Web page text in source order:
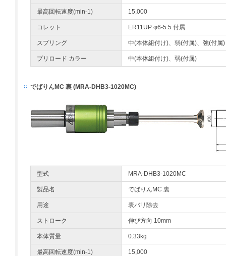
最高回転速度(min-1) 15,000
コレット ER11UP φ6-5.5 付属
スプリング 中(本体組付け)、弱(付属)、強(付属)
プリロード カラー 中(本体組付け)、弱(付属)
でばりんMC 裏 (MRA-DHB3-1020MC)
型式 MRA-DHB3-1020MC
製品名 でばりんMC 裏
用途 表バリ除去
ストローク 伸び方向 10mm
本体質量 0.33kg
最高回転速度(min-1) 15,000